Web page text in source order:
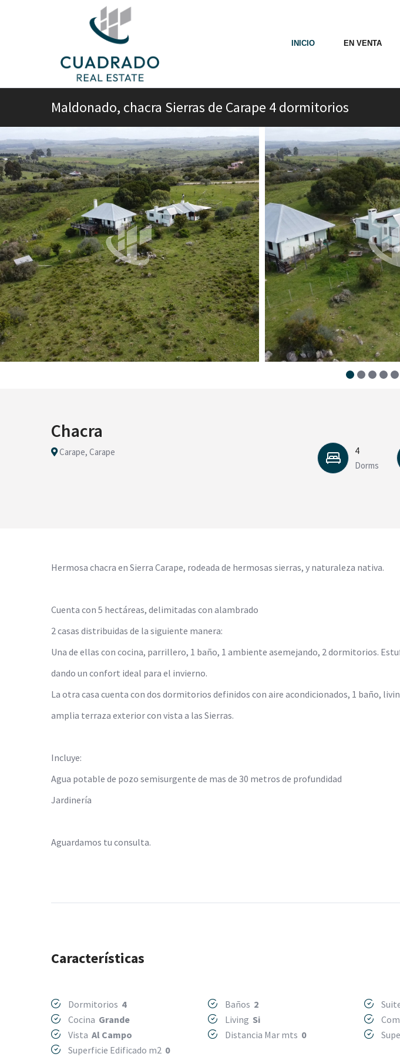
INICIO EN VENTA
Maldonado, chacra Sierras de Carape 4 dormitorios
Chacra
Carape, Carape
4
Dorms
Hermosa chacra en Sierra Carape, rodeada de hermosas sierras, y naturaleza nativa.
Cuenta con 5 hectáreas, delimitadas con alambrado
2 casas distribuidas de la siguiente manera:
Una de ellas con cocina, parrillero, 1 baño, 1 ambiente asemejando, 2 dormitorios.
dando un confort ideal para el invierno.
La otra casa cuenta con dos dormitorios definidos con aire acondicionados, 1 baño,
amplia terraza exterior con vista a las Sierras.
Incluye:
Agua potable de pozo semisurgente de mas de 30 metros de profundidad
Jardinería
Aguardamos tu consulta.
Características
Dormitorios 4 Baños 2
Cocina Grande Living Si
Vista Al Campo Distancia Mar mts 0
Superficie Edificado m2 0